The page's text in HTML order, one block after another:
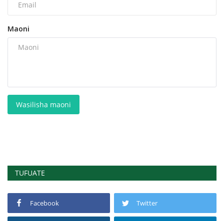
Maoni
Wasilisha maoni
TUFUATE
Facebook Twitter